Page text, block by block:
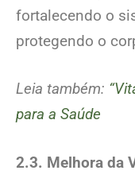
fortalecendo o
protegendo o
Leia também:
para a Saúde
2.3. Melhora da